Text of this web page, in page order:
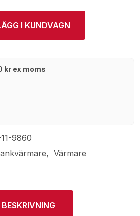
I KUNDVAGN
kr ex moms
9860
Värmare
BESKRIVNING